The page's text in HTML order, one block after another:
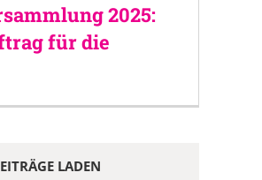
2025:
für die
LADEN